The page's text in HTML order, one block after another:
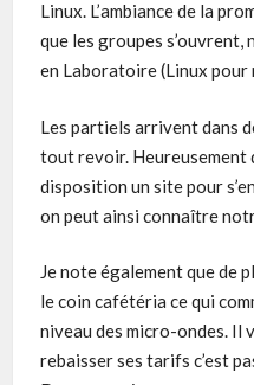
Linux. L’ambiance de la
que les groupes s’ouvrent,
en Laboratoire (Linux pour
Les partiels arrivent dans
tout revoir. Heureusement
disposition un site pour
on peut ainsi connaître
Je note également que de
le coin cafétéria ce qui
niveau des micro-ondes. Il
rebaisser ses tarifs c’est